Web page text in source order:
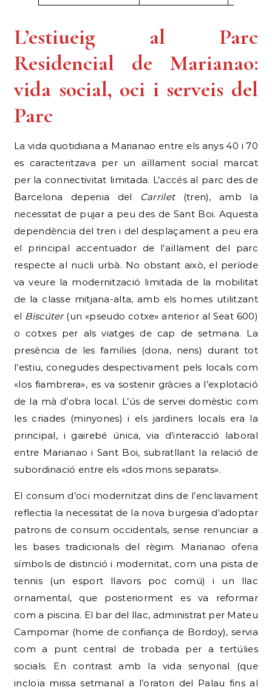
L’estiueig al Parc
Residencial de Marianao:
vida social, oci i serveis del
Parc
La vida quotidiana a Marianao entre els anys 40 i 70
es caracteritzava per un aïllament social marcat
per la connectivitat limitada. L’accés al parc des de
Barcelona depenia del
Carrilet(tren), amb la
necessitat de pujar a peu des de Sant Boi. Aquesta
dependència del tren i del desplaçament a peu era
el principal accentuador de l’aïllament del parc
respecte al nucli urbà. No obstant això, el període
va veure la modernització limitada de la mobilitat
de la classe mitjana-alta, amb els homes utilitzant
el Biscúter(un «pseudo cotxe» anterior al Seat 600)
o cotxes per als viatges de cap de setmana. La
presència de les famílies (dona, nens) durant tot
l’estiu, conegudes despectivament pels locals com
«los fiambrera», es va sostenir gràcies a l’explotació
de la mà d’obra local. L’ús de servei domèstic com
les criades (minyones) i els jardiners locals era la
principal, i gairebé única, via d’interacció laboral
entre Marianao i Sant Boi, subratllant la relació de
subordinació entre els «dos mons separats».
El consum d’oci modernitzat dins de l’enclavament
reflectia la necessitat de la nova burgesia d’adoptar
patrons de consum occidentals, sense renunciar a
les bases tradicionals del règim. Marianao oferia
símbols de distinció i modernitat, com una pista de
tennis (un esport llavors poc comú) i un llac
ornamental, que posteriorment es va reformar
com a piscina. El bar del llac, administrat per Mateu
Campomar (home de confiança de Bordoy), servia
com a punt central de trobada per a tertúlies
socials. En contrast amb la vida senyorial (que
incloïa missa setmanal a l’oratori del Palau fins al